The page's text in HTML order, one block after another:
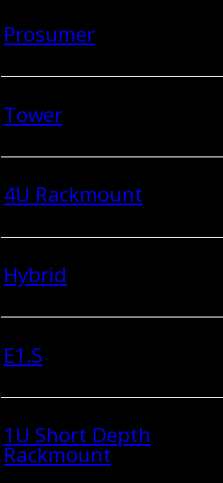
Prosumer
Tower
4U Rackmount
Hybrid
E1.S
1U Short Depth
Rackmount